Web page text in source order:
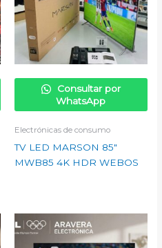
Consultar por
WhatsApp
Electrónicas de consumo
TV LED MARSON 85″
MWB85 4K HDR WEBOS